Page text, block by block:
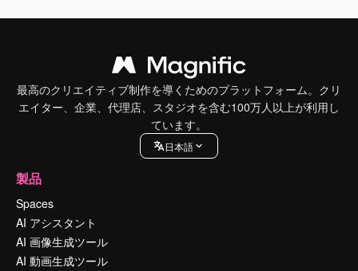
最高のクリエイティブ制作を導くためのプラットフォーム。クリ
エイター、企業、代理店、スタジオを含む100万人以上が利用し
ています。
日本語
製品
Spaces
AI アシスタント
AI 画像生成ツール
AI 動画生成ツール